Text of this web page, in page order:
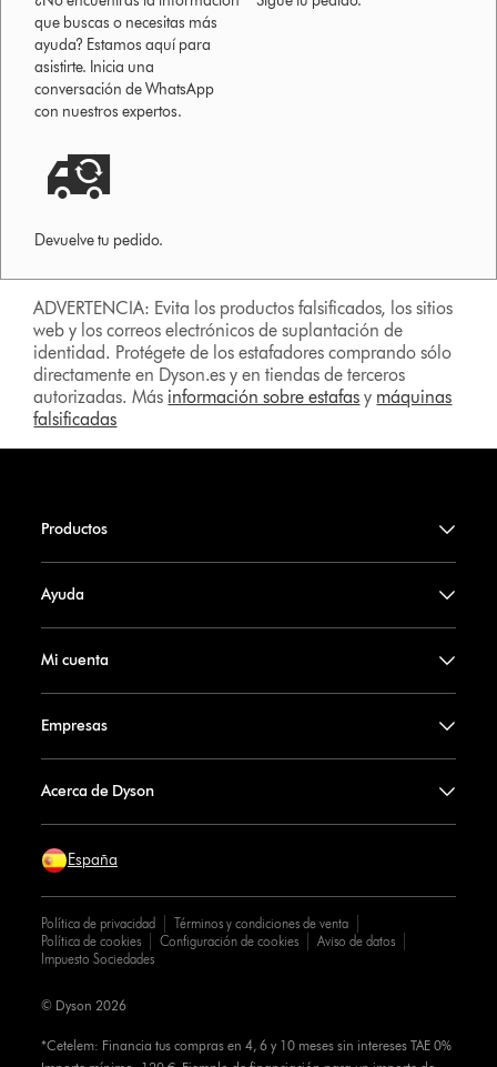
que buscas o necesitas más
ayuda? Estamos aquí para
asistirte. Inicia una
conversación de WhatsApp
con nuestros expertos.
Devuelve tu pedido.
ADVERTENCIA: Evita los productos falsificados, los sitios
web y los correos electrónicos de suplantación de
identidad. Protégete de los estafadores comprando sólo
directamente en Dyson.es y en tiendas de terceros
autorizadas. Más información sobre estafas y máquinas
falsificadas
Productos
Ayuda
Mi cuenta
Empresas
Acerca de Dyson
España
Política de privacidad
Términos y condiciones de venta
Política de cookies
Configuración de cookies
Aviso de datos
Impuesto Sociedades
*Cetelem: Financia tus compras en 4, 6 y 10 meses sin intereses TAE 0%
© Dyson 2026